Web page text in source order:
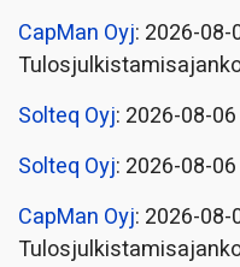
CapMan Oyj: 2026-08-
Solteq Oyj: 2026-08-
Solteq Oyj: 2026-08-
CapMan Oyj: 2026-08-